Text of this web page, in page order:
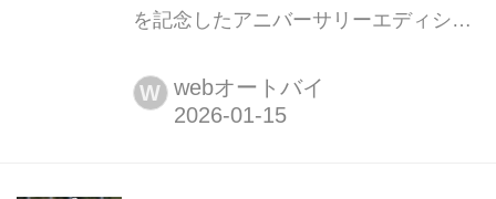
を記念したアニバーサリーエディショ
2026年1月15日、大型スーパースポー
ツモデル「YZF-R9 ABS」の新色「デ
W webオートバイ